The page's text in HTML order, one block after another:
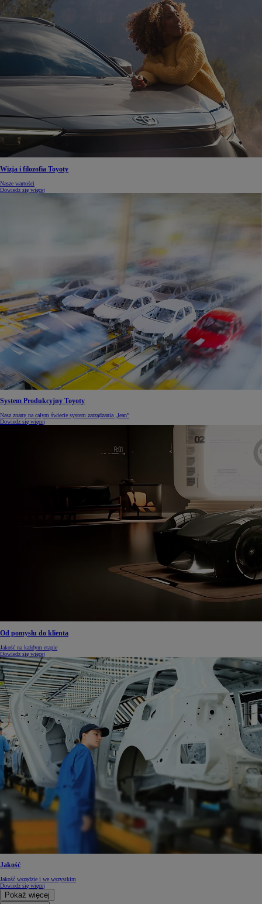
Wizja i filozofia Toyoty
Nasze wartości
Dowiedz się więcej
System Produkcyjny Toyoty
Nasz znany na całym świecie system zarządzania „lean”
Dowiedz się więcej
Od pomysłu do klienta
Jakość na każdym etapie
Dowiedz się więcej
Jakość
Jakość wszędzie i we wszystkim
Dowiedz się więcej
Pokaż więcej